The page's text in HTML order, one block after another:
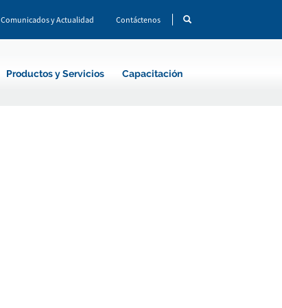
Comunicados y Actualidad Contáctenos
Productos y Servicios Capacitación